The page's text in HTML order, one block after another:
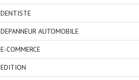
DENTISTE
DEPANNEUR AUTOMOBILE
E-COMMERCE
EDITION